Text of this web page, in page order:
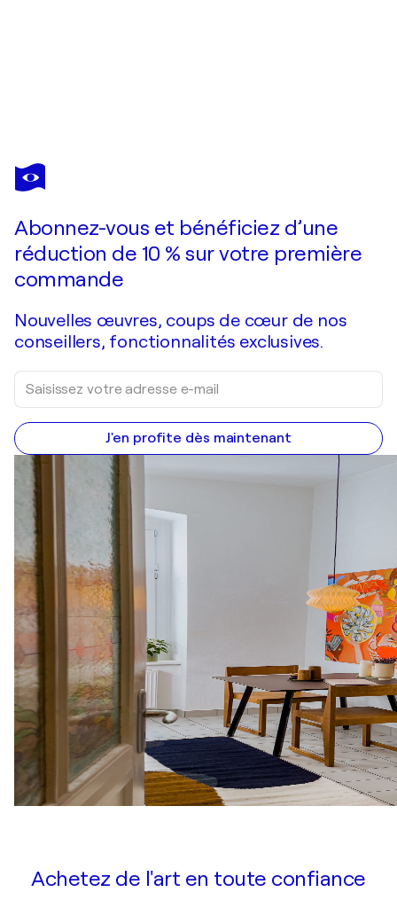
CARLA
PISTOLA
Je passe commande
Abonnez-vous et bénéficiez d’une
réduction de 10 % sur votre première
commande
Nouvelles œuvres, coups de cœur de nos
conseillers, fonctionnalités exclusives.
J'en profite dès maintenant
Achetez de l'art en toute confiance